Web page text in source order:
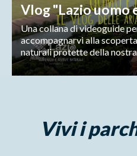
Vlog "Lazio uomo
Una collana di videoguide
accompagnarvi alla
naturali protette della
Vivi i